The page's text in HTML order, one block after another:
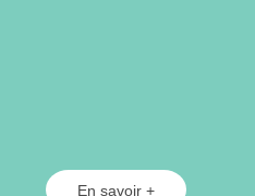
En savoir +